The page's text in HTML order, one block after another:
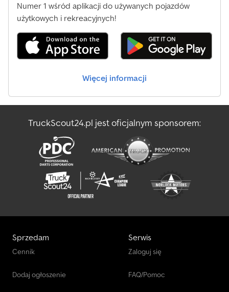
Numer 1 wśród aplikacji do używanych pojazdów
użytkowych i rekreacyjnych!
Więcej informacji
TruckScout24.pl jest oficjalnym sponsorem:
Sprzedam
Cennik
Dodaj ogłoszenie
Serwis
Zaloguj się
FAQ/Pomoc